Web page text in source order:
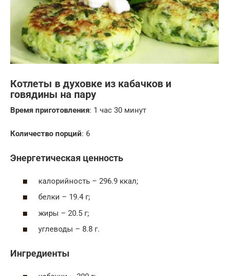
Котлеты в духовке из кабачков и
говядины на пару
Время приготовления: 1 час 30 минут
Количество порций: 6
Энергетическая ценность
калорийность – 296.9 ккал;
белки – 19.4 г;
жиры – 20.5 г;
углеводы – 8.8 г.
Ингредиенты